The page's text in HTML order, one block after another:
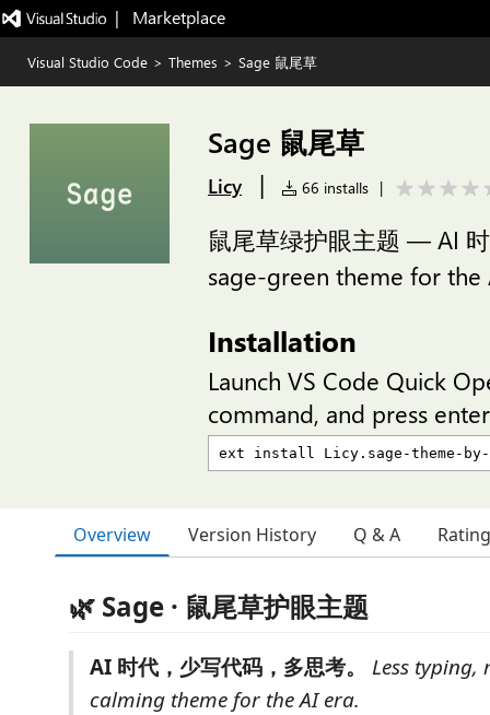
|   Marketplace
Visual Studio Code > Themes > Sage 鼠尾草
Sage 鼠尾草
Licy | 66 installs |
鼠尾草绿护眼主题 — AI
sage-green theme for
Installation
Launch VS Code Quick
command, and press
Overview Version History Q & A
🌿 Sage · 鼠尾草护眼主题
AI 时代，少写代码，多思考。
Less typing,
calming theme for the AI era.